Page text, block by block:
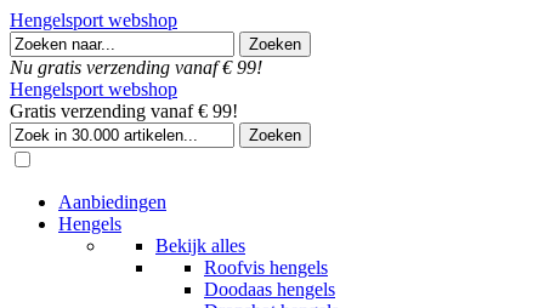
Hengelsport webshop
Nu gratis verzending vanaf € 99!
Hengelsport webshop
Gratis verzending vanaf € 99!
Aanbiedingen
Hengels
Bekijk alles
Roofvis hengels
Doodaas hengels